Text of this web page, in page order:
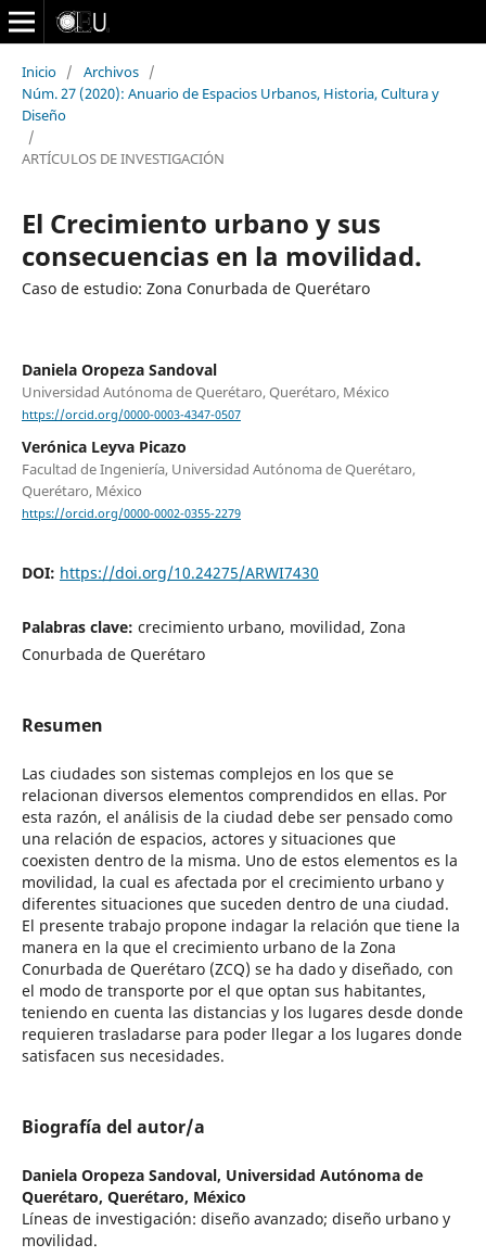
Inicio / Archivos /
Núm. 27 (2020): Anuario de Espacios Urbanos, Historia, Cultura y
Diseño
/
ARTÍCULOS DE INVESTIGACIÓN
El Crecimiento urbano y sus
consecuencias en la movilidad.
Caso de estudio: Zona Conurbada de Querétaro
Daniela Oropeza Sandoval
Universidad Autónoma de Querétaro, Querétaro, México
https://orcid.org/0000-0003-4347-0507
Verónica Leyva Picazo
Facultad de Ingeniería, Universidad Autónoma de Querétaro,
Querétaro, México
https://orcid.org/0000-0002-0355-2279
DOI: https://doi.org/10.24275/ARWI7430
Palabras clave: crecimiento urbano, movilidad, Zona
Conurbada de Querétaro
Resumen
Las ciudades son sistemas complejos en los que se
relacionan diversos elementos comprendidos en ellas. Por
esta razón, el análisis de la ciudad debe ser pensado como
una relación de espacios, actores y situaciones que
coexisten dentro de la misma. Uno de estos elementos es la
movilidad, la cual es afectada por el crecimiento urbano y
diferentes situaciones que suceden dentro de una ciudad.
El presente trabajo propone indagar la relación que tiene la
manera en la que el crecimiento urbano de la Zona
Conurbada de Querétaro (ZCQ) se ha dado y diseñado, con
el modo de transporte por el que optan sus habitantes,
teniendo en cuenta las distancias y los lugares desde donde
requieren trasladarse para poder llegar a los lugares donde
satisfacen sus necesidades.
Biografía del autor/a
Daniela Oropeza Sandoval, Universidad Autónoma de
Querétaro, Querétaro, México
Líneas de investigación: diseño avanzado; diseño urbano y
movilidad.